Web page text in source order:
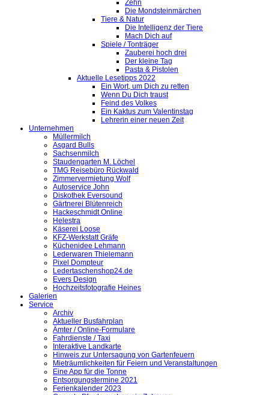
Zehn
Die Mondsteinmärchen
Tiere & Natur
Die Intelligenz der Tiere
Mach Dich auf
Spiele / Tonträger
Zauberei hoch drei
Der kleine Tag
Pasta & Pistolen
Aktuelle Lesetipps 2022
Ein Wort, um Dich zu retten
Wenn Du Dich traust
Feind des Volkes
Ein Kaktus zum Valentinstag
Lehrerin einer neuen Zeit
Unternehmen
Müllermilch
Asgard Bulls
Sachsenmilch
Staudengarten M. Löchel
TMG Reisebüro Rückwald
Zimmervermietung Wolf
Autoservice John
Diskothek Eversound
Gärtnerei Blütenreich
Hackeschmidt Online
Helestra
Käserei Loose
KFZ-Werkstatt Gräfe
Küchenidee Lehmann
Lederwaren Thielemann
Pixel Dompteur
Ledertaschenshop24.de
Evers Design
Hochzeitsfotografie Heines
Galerien
Service
Archiv
Aktueller Busfahrplan
Ämter / Online-Formulare
Fahrdienste / Taxi
Interaktive Landkarte
Hinweis zur Untersagung von Gartenfeuern
Mieträumlichkeiten für Feiern und Veranstaltungen
Eine App für die Tonne
Entsorgungstermine 2021
Ferienkalender 2023